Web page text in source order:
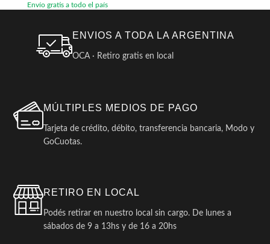
Envío gratis a todo el país
ENVIOS A TODA LA ARGENTINA
OCA · Retiro gratis en local
MÚLTIPLES MEDIOS DE PAGO
Tarjeta de crédito, débito, transferencia bancaria, Modo y
GoCuotas.
RETIRO EN LOCAL
Podés retirar en nuestro local sin cargo. De lunes a
sábados de 9 a 13hs y de 16 a 20hs